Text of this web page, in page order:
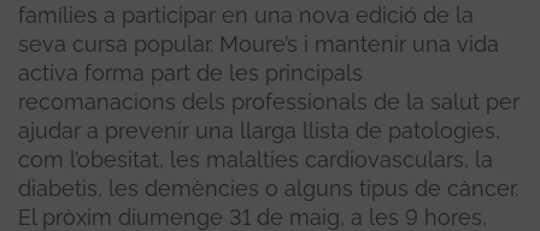
famílies a participar en una nova edició de la
seva cursa popular. Moure’s i mantenir una vida
activa forma part de les principals
recomanacions dels professionals de la salut per
ajudar a prevenir una llarga llista de patologies,
com l’obesitat, les malalties cardiovasculars, la
diabetis, les demències o alguns tipus de càncer.
El pròxim diumenge 31 de maig, a les 9 hores,